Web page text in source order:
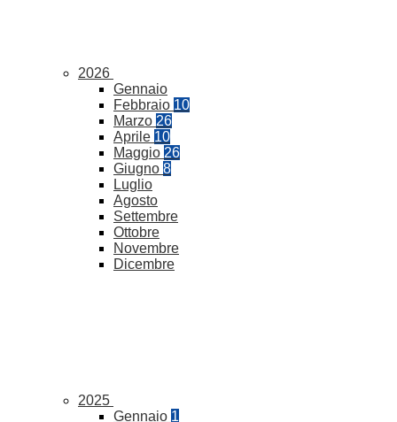
2026
Gennaio
Febbraio 10
Marzo 26
Aprile 10
Maggio 26
Giugno 8
Luglio
Agosto
Settembre
Ottobre
Novembre
Dicembre
2025
Gennaio 1